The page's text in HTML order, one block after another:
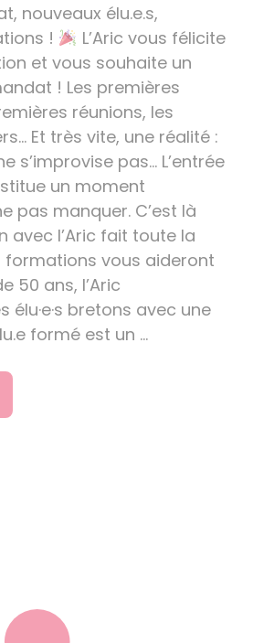
nouveaux élu.e.s,
!
L’Aric vous félicite
et vous souhaite un
! Les premières
réunions, les
Et très vite, une réalité :
s’improvise pas… L’entrée
un moment
pas manquer. C’est là
avec l’Aric fait toute la
formations vous aideront
50 ans, l’Aric
bretons avec une
formé est un …